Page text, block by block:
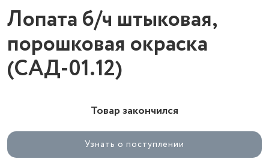
Лопата б/ч штыковая,
порошковая окраска
(САД-01.12)
Товар закончился
Узнать о поступлении